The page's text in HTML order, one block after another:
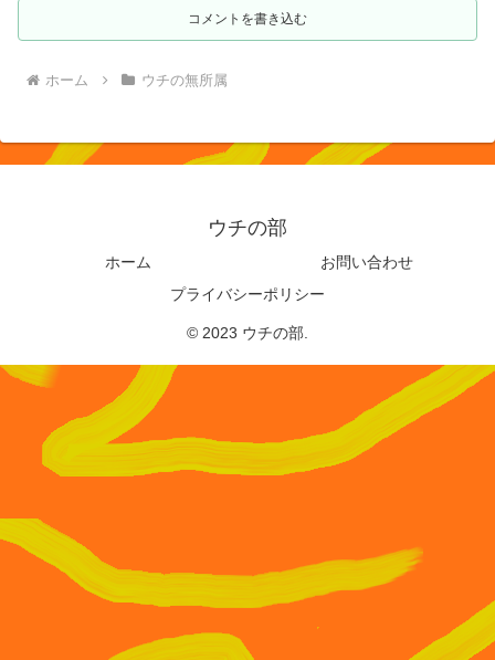
コメントを書き込む
ホーム ウチの無所属
ウチの部
ホーム
お問い合わせ
プライバシーポリシー
© 2023 ウチの部.